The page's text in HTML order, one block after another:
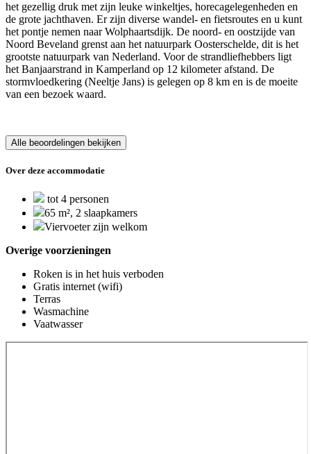
het gezellig druk met zijn leuke winkeltjes, horecagelegenheden en
de grote jachthaven. Er zijn diverse wandel- en fietsroutes en u kunt
het pontje nemen naar Wolphaartsdijk. De noord- en oostzijde van
Noord Beveland grenst aan het natuurpark Oosterschelde, dit is het
grootste natuurpark van Nederland. Voor de strandliefhebbers ligt
het Banjaarstrand in Kamperland op 12 kilometer afstand. De
stormvloedkering (Neeltje Jans) is gelegen op 8 km en is de moeite
van een bezoek waard.
Alle beoordelingen bekijken
Over deze accommodatie
tot 4 personen
65 m², 2 slaapkamers
Viervoeter zijn welkom
Overige voorzieningen
Roken is in het huis verboden
Gratis internet (wifi)
Terras
Wasmachine
Vaatwasser